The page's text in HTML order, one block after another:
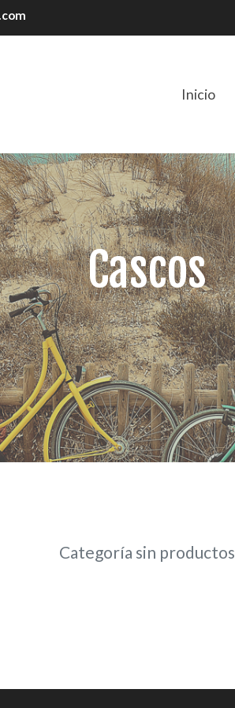
Inicio
Cascos
Categoría sin productos